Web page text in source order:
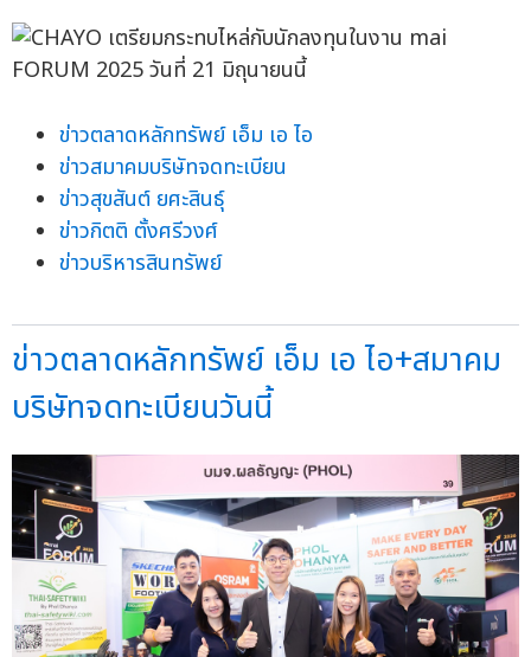
ข่าวตลาดหลักทรัพย์ เอ็ม เอ ไอ
ข่าวสมาคมบริษัทจดทะเบียน
ข่าวสุขสันต์ ยศะสินธุ์
ข่าวกิตติ ตั้งศรีวงศ์
ข่าวบริหารสินทรัพย์
ข่าวตลาดหลักทรัพย์ เอ็ม เอ ไอ+สมาคม
บริษัทจดทะเบียนวันนี้